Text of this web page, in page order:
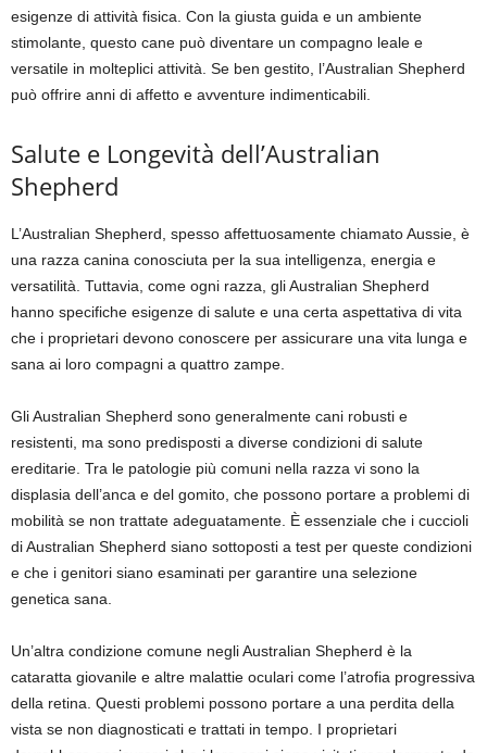
esigenze di attività fisica. Con la giusta guida e un ambiente
stimolante, questo cane può diventare un compagno leale e
versatile in molteplici attività. Se ben gestito, l’Australian Shepherd
può offrire anni di affetto e avventure indimenticabili.
Salute e Longevità dell’Australian
Shepherd
L’Australian Shepherd, spesso affettuosamente chiamato Aussie, è
una razza canina conosciuta per la sua intelligenza, energia e
versatilità. Tuttavia, come ogni razza, gli Australian Shepherd
hanno specifiche esigenze di salute e una certa aspettativa di vita
che i proprietari devono conoscere per assicurare una vita lunga e
sana ai loro compagni a quattro zampe.
Gli Australian Shepherd sono generalmente cani robusti e
resistenti, ma sono predisposti a diverse condizioni di salute
ereditarie. Tra le patologie più comuni nella razza vi sono la
displasia dell’anca e del gomito, che possono portare a problemi di
mobilità se non trattate adeguatamente. È essenziale che i cuccioli
di Australian Shepherd siano sottoposti a test per queste condizioni
e che i genitori siano esaminati per garantire una selezione
genetica sana.
Un’altra condizione comune negli Australian Shepherd è la
cataratta giovanile e altre malattie oculari come l’atrofia progressiva
della retina. Questi problemi possono portare a una perdita della
vista se non diagnosticati e trattati in tempo. I proprietari